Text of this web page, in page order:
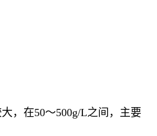
，在50～500g/L之间，主要